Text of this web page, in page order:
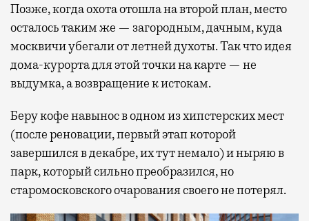
Позже, когда охота отошла на второй план, место
осталось таким же — загородным, дачным, куда
москвичи убегали от летней духоты. Так что идея
дома-курорта для этой точки на карте — не
выдумка, а возвращение к истокам.
Беру кофе навынос в одном из хипстерских мест
(после реновации, первый этап которой
завершился в декабре, их тут немало) и ныряю в
парк, который сильно преобразился, но
старомосковского очарования своего не потерял.